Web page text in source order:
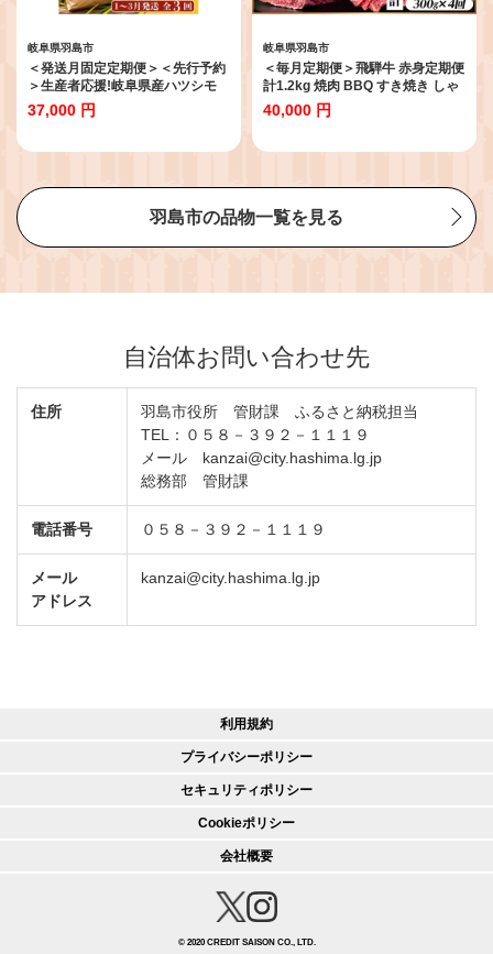
岐阜県羽島市
＜発送月固定定期便＞＜先行予約
＞生産者応援!岐阜県産ハツシモ
(精米)5kg＜1～3月発送＞全3回_
ハツシモ はつしも 精米 お米 白米
【4073730】
37,000 円
岐阜県羽島市
＜毎月定期便＞飛騨牛 赤身定期便
計1.2kg 焼肉 BBQ すき焼き しゃ
ぶしゃぶ ブロック全4回
【4072753】
40,000 円
羽島市の品物一覧を見る
自治体お問い合わせ先
住所
羽島市役所 管財課 ふるさと納税担当
TEL：０５８－３９２－１１１９
メール kanzai@city.hashima.lg.jp
総務部 管財課
電話番号 ０５８－３９２－１１１９
メール
アドレス
kanzai@city.hashima.lg.jp
利用規約
プライバシーポリシー
セキュリティポリシー
Cookieポリシー
会社概要
© 2020 CREDIT SAISON CO., LTD.